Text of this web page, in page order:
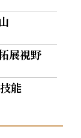
展視野
能